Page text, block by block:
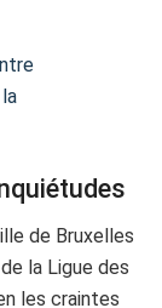
de Bruxelles
la Ligue des
les craintes